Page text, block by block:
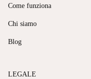
Come funziona
Chi siamo
Blog
LEGALE